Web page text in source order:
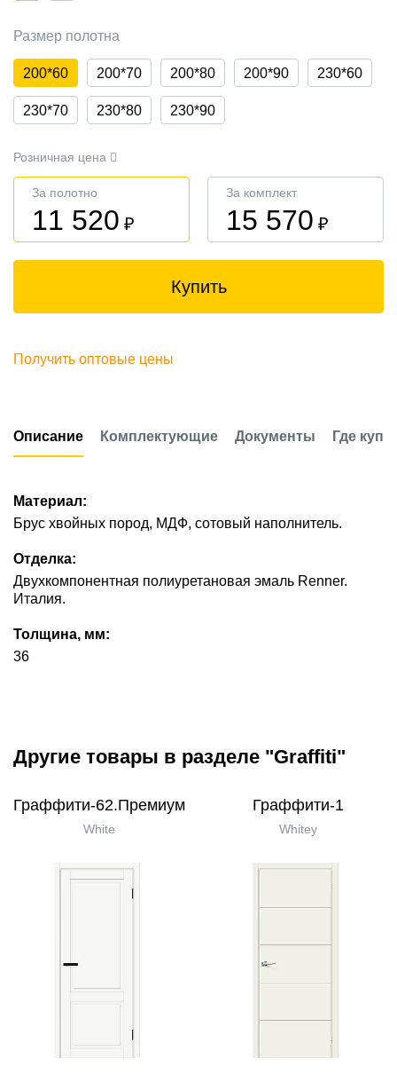
Размер полотна
200*60 200*70 200*80 200*90 230*60
230*70 230*80 230*90
Розничная цена
За полотно
11 520 ₽
За комплект
15 570 ₽
Купить
Получить оптовые цены
Описание Комплектующие Документы Где
Материал:
Брус хвойных пород, МДФ, сотовый наполнитель.
Отделка:
Двухкомпонентная полиуретановая эмаль Renner.
Италия.
Толщина, мм:
36
Другие товары в разделе "Graffiti"
Граффити-62.Премиум
White
Граффити-1
Whitey